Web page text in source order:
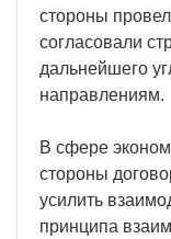
стороны
согласовали
дальнейшего
направлениям.
В сфере
стороны
усилить
принципа